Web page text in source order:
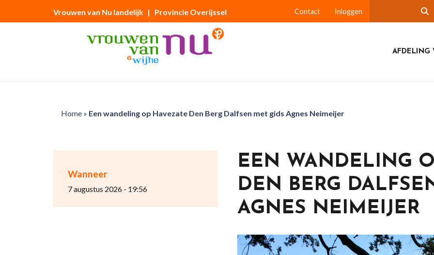
Vrouwen van Nu landelijk | Provincie Overijssel Contact Inloggen
AFDELING
Home» Een wandeling op Havezate Den Berg Dalfsen met gids Agnes Neimeijer
Wanneer
7 augustus 2026 - 19:56
EEN WANDELING
DEN BERG
AGNES NEIMEIJER